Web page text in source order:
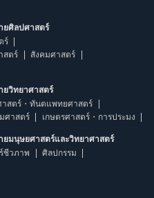
ยศิลปศาสตร์
ร์
สตร์
สังคมศาสตร์
ยวิทยาศาสตร์
สตร์・ทันตแพทยศาสตร์
ศาสตร์ เกษตรศาสตร์・การประมง
มนุษยศาสตร์และวิทยาศาสตร์
ชีวภาพ
ศิลปกรรม